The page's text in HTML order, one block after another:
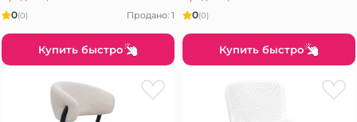
0(0) Продано: 1
Купить быстро
0(0)
Купить быстро